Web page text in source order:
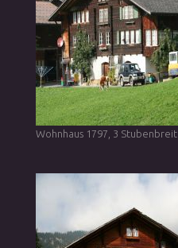
Wohnhaus 1797, 3 Stubenbreit